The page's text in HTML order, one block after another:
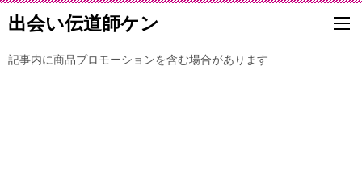
出会い伝道師ケン
記事内に商品プロモーションを含む場合があります